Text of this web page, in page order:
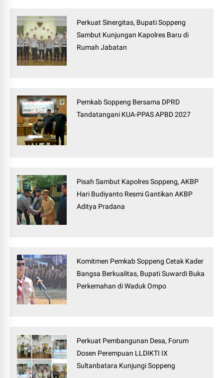
Perkuat Sinergitas, Bupati Soppeng
Sambut Kunjungan Kapolres Baru di
Rumah Jabatan
Pemkab Soppeng Bersama DPRD
Tandatangani KUA-PPAS APBD 2027
Pisah Sambut Kapolres Soppeng, AKBP
Hari Budiyanto Resmi Gantikan AKBP
Aditya Pradana
Komitmen Pemkab Soppeng Cetak Kader
Bangsa Berkualitas, Bupati Suwardi Buka
Perkemahan di Waduk Ompo
Perkuat Pembangunan Desa, Forum
Dosen Perempuan LLDIKTI IX
Sultanbatara Kunjungi Soppeng